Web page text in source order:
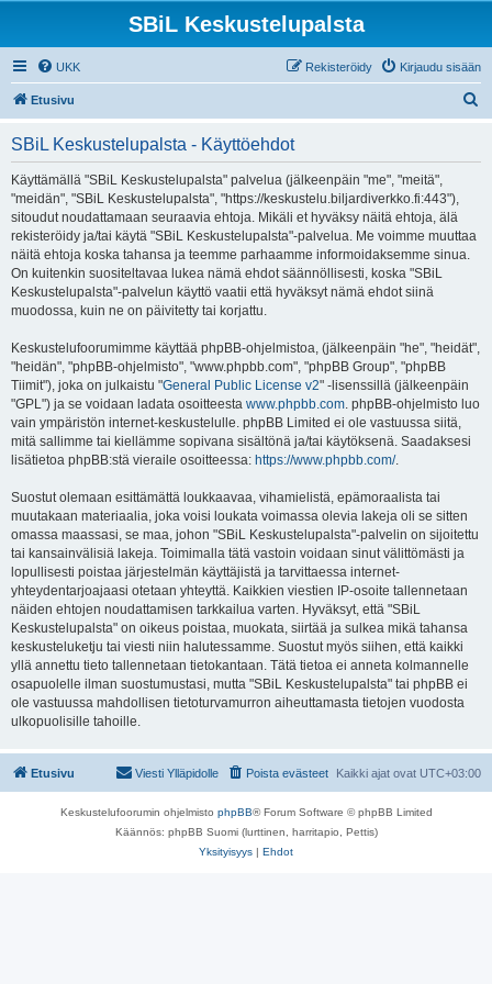
SBiL Keskustelupalsta
UKK Kirjaudu sisään
Rekisteröidy
Etusivu
SBiL Keskustelupalsta - Käyttöehdot
Käyttämällä "SBiL Keskustelupalsta" palvelua (jälkeenpäin "me", "meitä",
"meidän", "SBiL Keskustelupalsta", "https://keskustelu.biljardiverkko.fi:443"),
sitoudut noudattamaan seuraavia ehtoja. Mikäli et hyväksy näitä ehtoja, älä
rekisteröidy ja/tai käytä "SBiL Keskustelupalsta"-palvelua. Me voimme muuttaa
näitä ehtoja koska tahansa ja teemme parhaamme informoidaksemme sinua.
On kuitenkin suositeltavaa lukea nämä ehdot säännöllisesti, koska "SBiL
Keskustelupalsta"-palvelun käyttö vaatii että hyväksyt nämä ehdot siinä
muodossa, kuin ne on päivitetty tai korjattu.
Keskustelufoorumimme käyttää phpBB-ohjelmistoa, (jälkeenpäin "he", "heidät",
"heidän", "phpBB-ohjelmisto", "www.phpbb.com", "phpBB Group", "phpBB
Tiimit"), joka on julkaistu "General Public License v2" -lisenssillä (jälkeenpäin
"GPL") ja se voidaan ladata osoitteesta www.phpbb.com. phpBB-ohjelmisto luo
vain ympäristön internet-keskustelulle. phpBB Limited ei ole vastuussa siitä,
mitä sallimme tai kiellämme sopivana sisältönä ja/tai käytöksenä. Saadaksesi
lisätietoa phpBB:stä vieraile osoitteessa: https://www.phpbb.com/.
Suostut olemaan esittämättä loukkaavaa, vihamielistä, epämoraalista tai
muutakaan materiaalia, joka voisi loukata voimassa olevia lakeja oli se sitten
omassa maassasi, se maa, johon "SBiL Keskustelupalsta"-palvelin on sijoitettu
tai kansainvälisiä lakeja. Toimimalla tätä vastoin voidaan sinut välittömästi ja
lopullisesti poistaa järjestelmän käyttäjistä ja tarvittaessa internet-
yhteydentarjoajaasi otetaan yhteyttä. Kaikkien viestien IP-osoite tallennetaan
näiden ehtojen noudattamisen tarkkailua varten. Hyväksyt, että "SBiL
Keskustelupalsta" on oikeus poistaa, muokata, siirtää ja sulkea mikä tahansa
keskusteluketju tai viesti niin halutessamme. Suostut myös siihen, että kaikki
yllä annettu tieto tallennetaan tietokantaan. Tätä tietoa ei anneta kolmannelle
osapuolelle ilman suostumustasi, mutta "SBiL Keskustelupalsta" tai phpBB ei
ole vastuussa mahdollisen tietoturvamurron aiheuttamasta tietojen vuodosta
ulkopuolisille tahoille.
Etusivu Kaikki ajat ovat UTC+03:00
Poista evästeet
Viesti Ylläpidolle
Keskustelufoorumin ohjelmisto phpBB® Forum Software © phpBB Limited
Käännös: phpBB Suomi (lurttinen, harritapio, Pettis)
Yksityisyys | Ehdot